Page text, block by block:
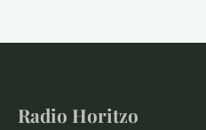
Radio Horitzo